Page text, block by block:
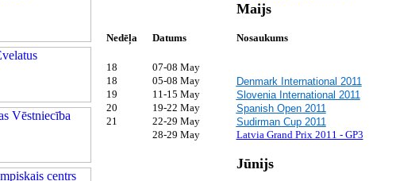
Maijs
Nedēļa Datums Nosaukums
18
07-08 May
18
05-08 May Denmark International 2011
19
11-15 May Slovenia International 2011
20
19-22 May Spanish Open 2011
21
22-29 May Sudirman Cup 2011
28-29 May
Latvia Grand Prix 2011 - GP3
Jūnijs